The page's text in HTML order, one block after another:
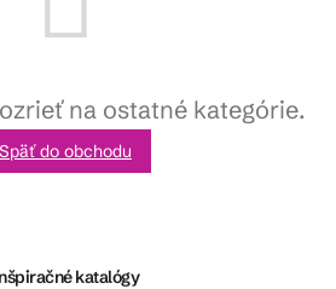
na ostatné kategórie.
Späť do obchodu
katalógy